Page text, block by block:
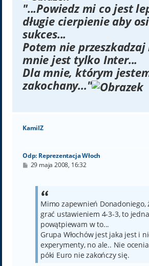
"...Powiedz mi co jest
długie cierpienie aby
sukces...
Potem nie
mnie jest tylko Inter...
Dla mnie, którym
zakochany..."
KamilZ
Odp: Reprezentacja Włoch
P29 maja 2008, 16:32
Mimo zapewnień Donadoniego,
grać ustawieniem 4-3-3, to
powątpiewam w to...
Grupa Włochów jest jaka jest i
experymenty, no ale.. Nie
póki Euro nie zakończy się.